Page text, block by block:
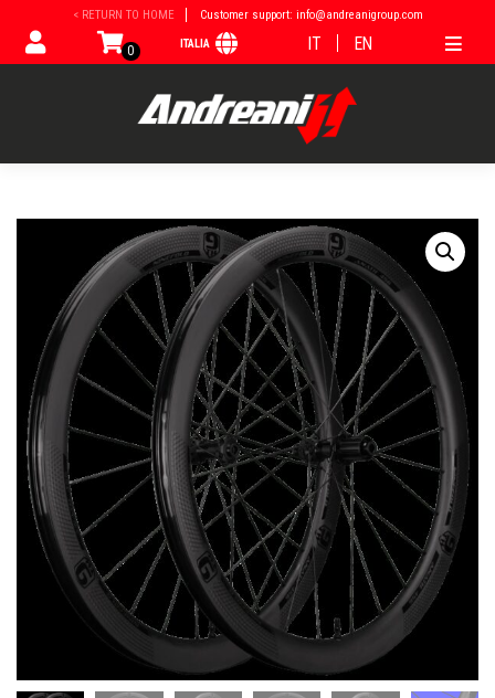
contenuto
< RETURN TO HOME Customer support: info@andreanigroup.com
0 ITALIA IT EN